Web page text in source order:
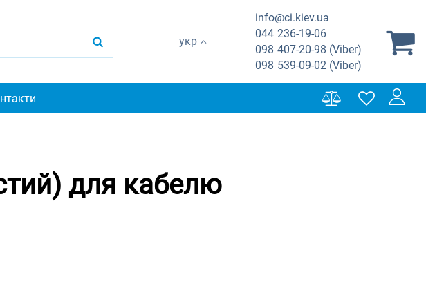
укр
info@ci.kiev.ua
044 236-19-06
098 407-20-98 (Viber)
098 539-09-02 (Viber)
для кабелю